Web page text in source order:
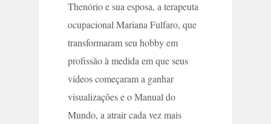
Thenório e sua esposa, a terapeuta
ocupacional Mariana Fulfaro, que
transformaram seu hobby em
profissão à medida em que seus
vídeos começaram a ganhar
visualizações e o Manual do
Mundo, a atrair cada vez mais